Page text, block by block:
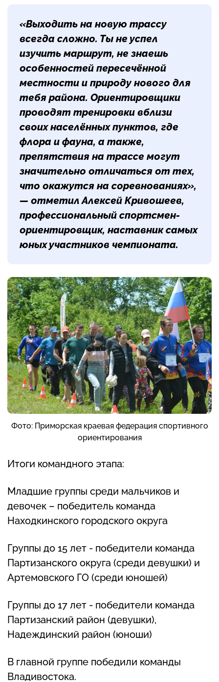
«Выходить на новую трассу
всегда сложно. Ты не успел
изучить маршрут, не знаешь
особенностей пересечённой
местности и природу нового для
тебя района. Ориентировщики
проводят тренировки вблизи
своих населённых пунктов, где
флора и фауна, а также,
препятствия на трассе могут
значительно отличаться от тех,
что окажутся на соревнованиях»,
— отметил Алексей Кривошеев,
профессиональный спортсмен-
ориентировщик, наставник самых
юных участников чемпионата.
Фото: Приморская краевая федерация спортивного
ориентирования
Итоги командного этапа:
Младшие группы среди мальчиков и
девочек – победитель команда
Находкинского городского округа
Группы до 15 лет - победители команда
Партизанского округа (среди девушки) и
Артемовского ГО (среди юношей)
Группы до 17 лет - победители команда
Партизанский район (девушки),
Надеждинский район (юноши)
В главной группе победили команды
Владивостока.